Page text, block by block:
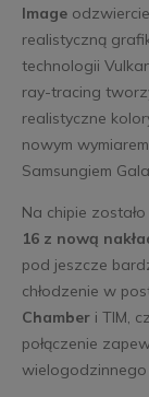
Image
realistyczną
technologii
ray-tracing
realistyczne
nowym
Samsungiem
Na chipie
16 z nową
pod jeszcze
chłodzenie w
Chamberi TIM,
połączenie